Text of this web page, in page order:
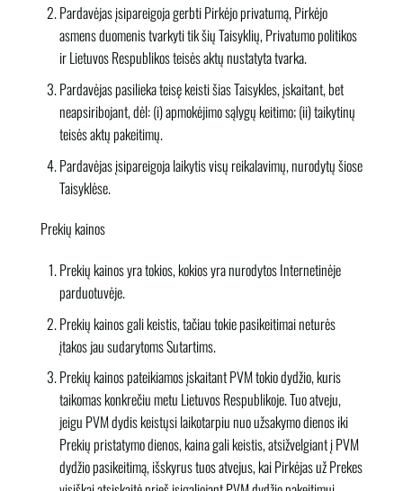
Pardavėjas įsipareigoja gerbti Pirkėjo privatumą, Pirkėjo
asmens duomenis tvarkyti tik šių Taisyklių, Privatumo politikos
ir Lietuvos Respublikos teisės aktų nustatyta tvarka.
Pardavėjas pasilieka teisę keisti šias Taisykles, įskaitant, bet
neapsiribojant, dėl: (i) apmokėjimo sąlygų keitimo; (ii) taikytinų
teisės aktų pakeitimų.
Pardavėjas įsipareigoja laikytis visų reikalavimų, nurodytų šiose
Taisyklėse.
Prekių kainos
Prekių kainos yra tokios, kokios yra nurodytos Internetinėje
parduotuvėje.
Prekių kainos gali keistis, tačiau tokie pasikeitimai neturės
įtakos jau sudarytoms Sutartims.
Prekių kainos pateikiamos įskaitant PVM tokio dydžio, kuris
taikomas konkrečiu metu Lietuvos Respublikoje. Tuo atveju,
jeigu PVM dydis keistųsi laikotarpiu nuo užsakymo dienos iki
Prekių pristatymo dienos, kaina gali keistis, atsižvelgiant į PVM
dydžio pasikeitimą, išskyrus tuos atvejus, kai Pirkėjas už Prekes